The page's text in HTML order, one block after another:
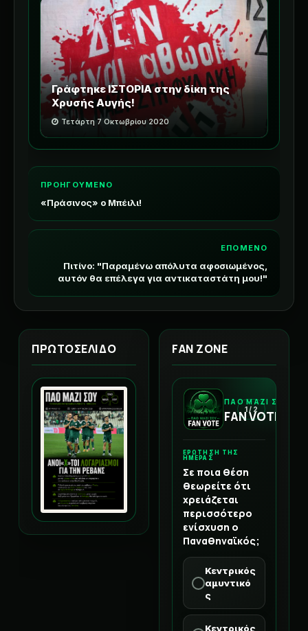
Γράφτηκε ΙΣΤΟΡΙΑ στην δίκη της
Χρυσής Αυγής!
Τετάρτη 7 Οκτωβρίου 2020
ΕΠΟΜΕΝΟ
Πιτίνο: "Παραμένω απόλυτα αφοσιωμένος,
αυτόν θα επέλεγα για αντικαταστάτη μου!"
ΠΡΟΗΓΟΥΜΕΝΟ
«Πράσινος» ο Μπέιλι!
ΠΡΩΤΟΣΕΛΙΔΟ FAN ZONE
ΠΑΟ ΜΑΖΙ ΣΟΥ
FAN VOTE
1 / 2
ΕΡΩΤΗΣΗ ΤΗΣ
ΗΜΕΡΑΣ
Σε ποια θέση
θεωρείτε ότι
χρειάζεται
περισσότερο
ενίσχυση ο
Παναθηναϊκός;
Κεντρικός
αμυντικό
ς
Κεντρικός